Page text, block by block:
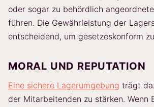
oder sogar zu behördlich
führen. Die Gewährleistung der
entscheidend, um gesetzeskonform
MORAL UND REPUTATION
Eine sichere Lagerumgebung trägt
der Mitarbeitenden zu stärken. Wenn